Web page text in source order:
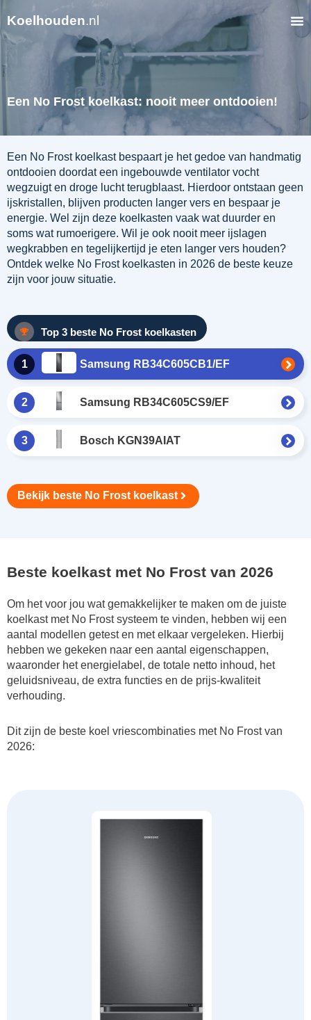
Koelhouden.nl
Een No Frost koelkast: nooit meer ontdooien!
Een No Frost koelkast bespaart je het gedoe van handmatig
ontdooien doordat een ingebouwde ventilator vocht
wegzuigt en droge lucht terugblaast. Hierdoor ontstaan geen
ijskristallen, blijven producten langer vers en bespaar je
energie. Wel zijn deze koelkasten vaak wat duurder en
soms wat rumoerigere. Wil je ook nooit meer ijslagen
wegkrabben en tegelijkertijd je eten langer vers houden?
Ontdek welke No Frost koelkasten in 2026 de beste keuze
zijn voor jouw situatie.
Top 3 beste No Frost koelkasten
1 Samsung RB34C605CB1/EF
2 Samsung RB34C605CS9/EF
3 Bosch KGN39AIAT
Bekijk beste No Frost koelkast
Beste koelkast met No Frost van 2026
Om het voor jou wat gemakkelijker te maken om de juiste
koelkast met No Frost systeem te vinden, hebben wij een
aantal modellen getest en met elkaar vergeleken. Hierbij
hebben we gekeken naar een aantal eigenschappen,
waaronder het energielabel, de totale netto inhoud, het
geluidsniveau, de extra functies en de prijs-kwaliteit
verhouding.
Dit zijn de beste koel vriescombinaties met No Frost van
2026: